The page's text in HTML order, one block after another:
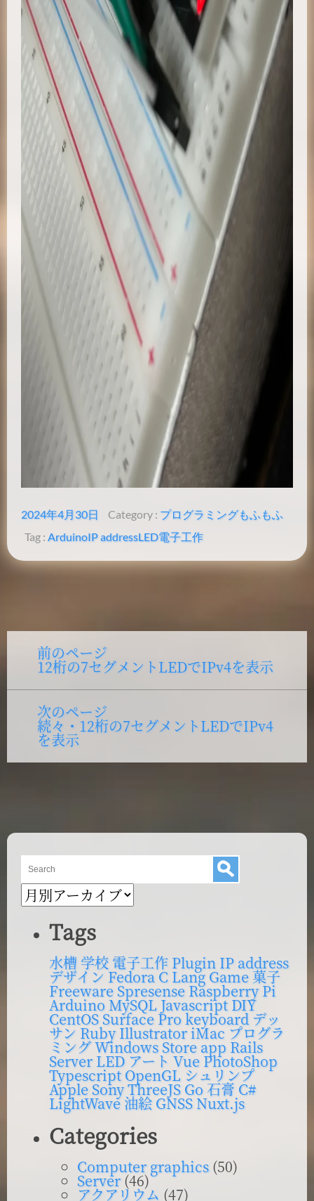
2024年4月30日 Category : プログラミングもふもふ
Tag : ArduinoIP addressLED電子工作
ナ
ー
ン
前のページ
post:
12桁の7セグメントLEDでIPv4を表示
次のページ
post:
続々・12桁の7セグメントLEDでIPv4
を表示
ブ
ロ
内 Tags
水槽 学校 電子工作 Plugin IP address
デザイン Fedora C LangGame菓子
Freeware Spresense Raspberry Pi
ArduinoMySQL Javascript DIY
CentOSSurface Prokeyboard デッ
サン Ruby IllustratoriMacプログラ
ミングWindows Store app Rails
Server LEDアート VuePhotoShop
Typescript OpenGL シュリンプ
AppleSonyThreeJS Go石膏 C#
LightWave 油絵GNSS Nuxt.js
Categories
Computer graphics(50)
Server(46)
アクアリウム (47)